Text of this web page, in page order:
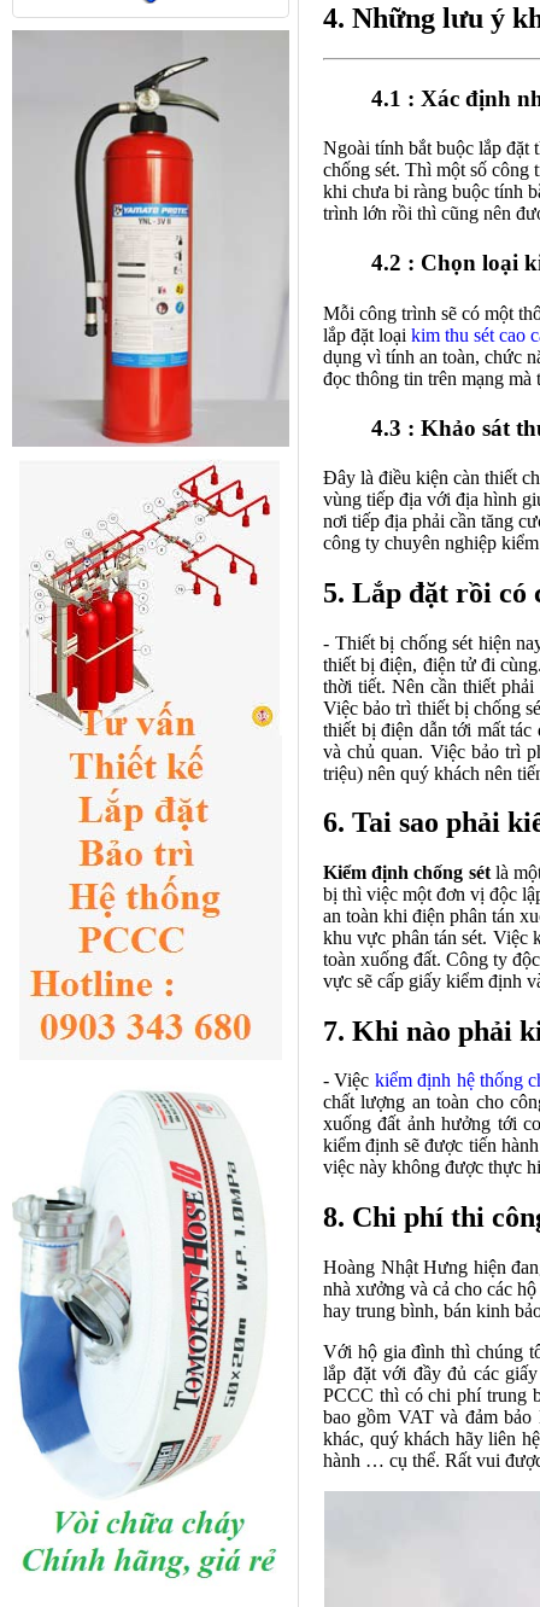
4. Những lưu ý
4.1 : Xác định
Ngoài tính bắt buộc lắp đặt
chống sét. Thì một số công
khi chưa bi ràng buộc tính
trình lớn rồi thì cũng nên
4.2 : Chọn loại
Mỗi công trình sẽ có một
lắp đặt loại kim thu sét cao
dụng vì tính an toàn, chức
đọc thông tin trên mạng
4.3 : Khảo sát
Đây là điều kiện càn thiết
vùng tiếp địa với địa hình
nơi tiếp địa phải cần tăng
công ty chuyên nghiệp
5. Lắp đặt rồi có
- Thiết bị chống sét hiện
thiết bị điện, điện tử đi
thời tiết. Nên cần thiết
Việc bảo trì thiết bị chống
thiết bị điện dẫn tới mất
và chủ quan. Việc bảo trì
triệu) nên quý khách nên
6. Tai sao phải
Kiểm định chống sétlà
bị thì việc một đơn vị độc
an toàn khi điện phân tán
khu vực phân tán sét. Việc
toàn xuống đất. Công ty
vực sẽ cấp giấy kiểm định
7. Khi nào phải
- Việc kiểm định hệ thống
chất lượng an toàn cho
xuống đất ảnh hưởng tới
kiểm định sẽ được tiến
việc này không được thực
8. Chi phí thi
Hoàng Nhật Hưng hiện
nhà xưởng và cả cho các
hay trung bình, bán kinh
Với hộ gia đình thì chúng
lắp đặt với đầy đủ các
PCCC thì có chi phí trung
bao gồm VAT và đảm
khác, quý khách hãy liên
hành … cụ thể. Rất vui